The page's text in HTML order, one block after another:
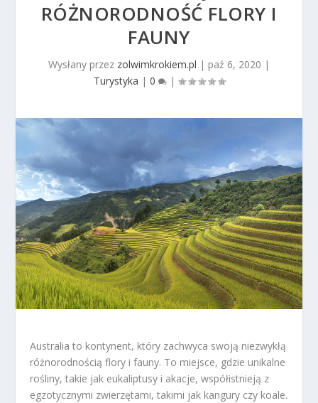
RÓŻNORODNOŚĆ FLORY I
FAUNY
Wysłany przez zolwimkrokiem.pl | paź 6, 2020 |
Turystyka | 0 |
Australia to kontynent, który zachwyca swoją niezwykłą
różnorodnością flory i fauny. To miejsce, gdzie unikalne
rośliny, takie jak eukaliptusy i akacje, współistnieją z
egzotycznymi zwierzętami, takimi jak kangury czy koale.